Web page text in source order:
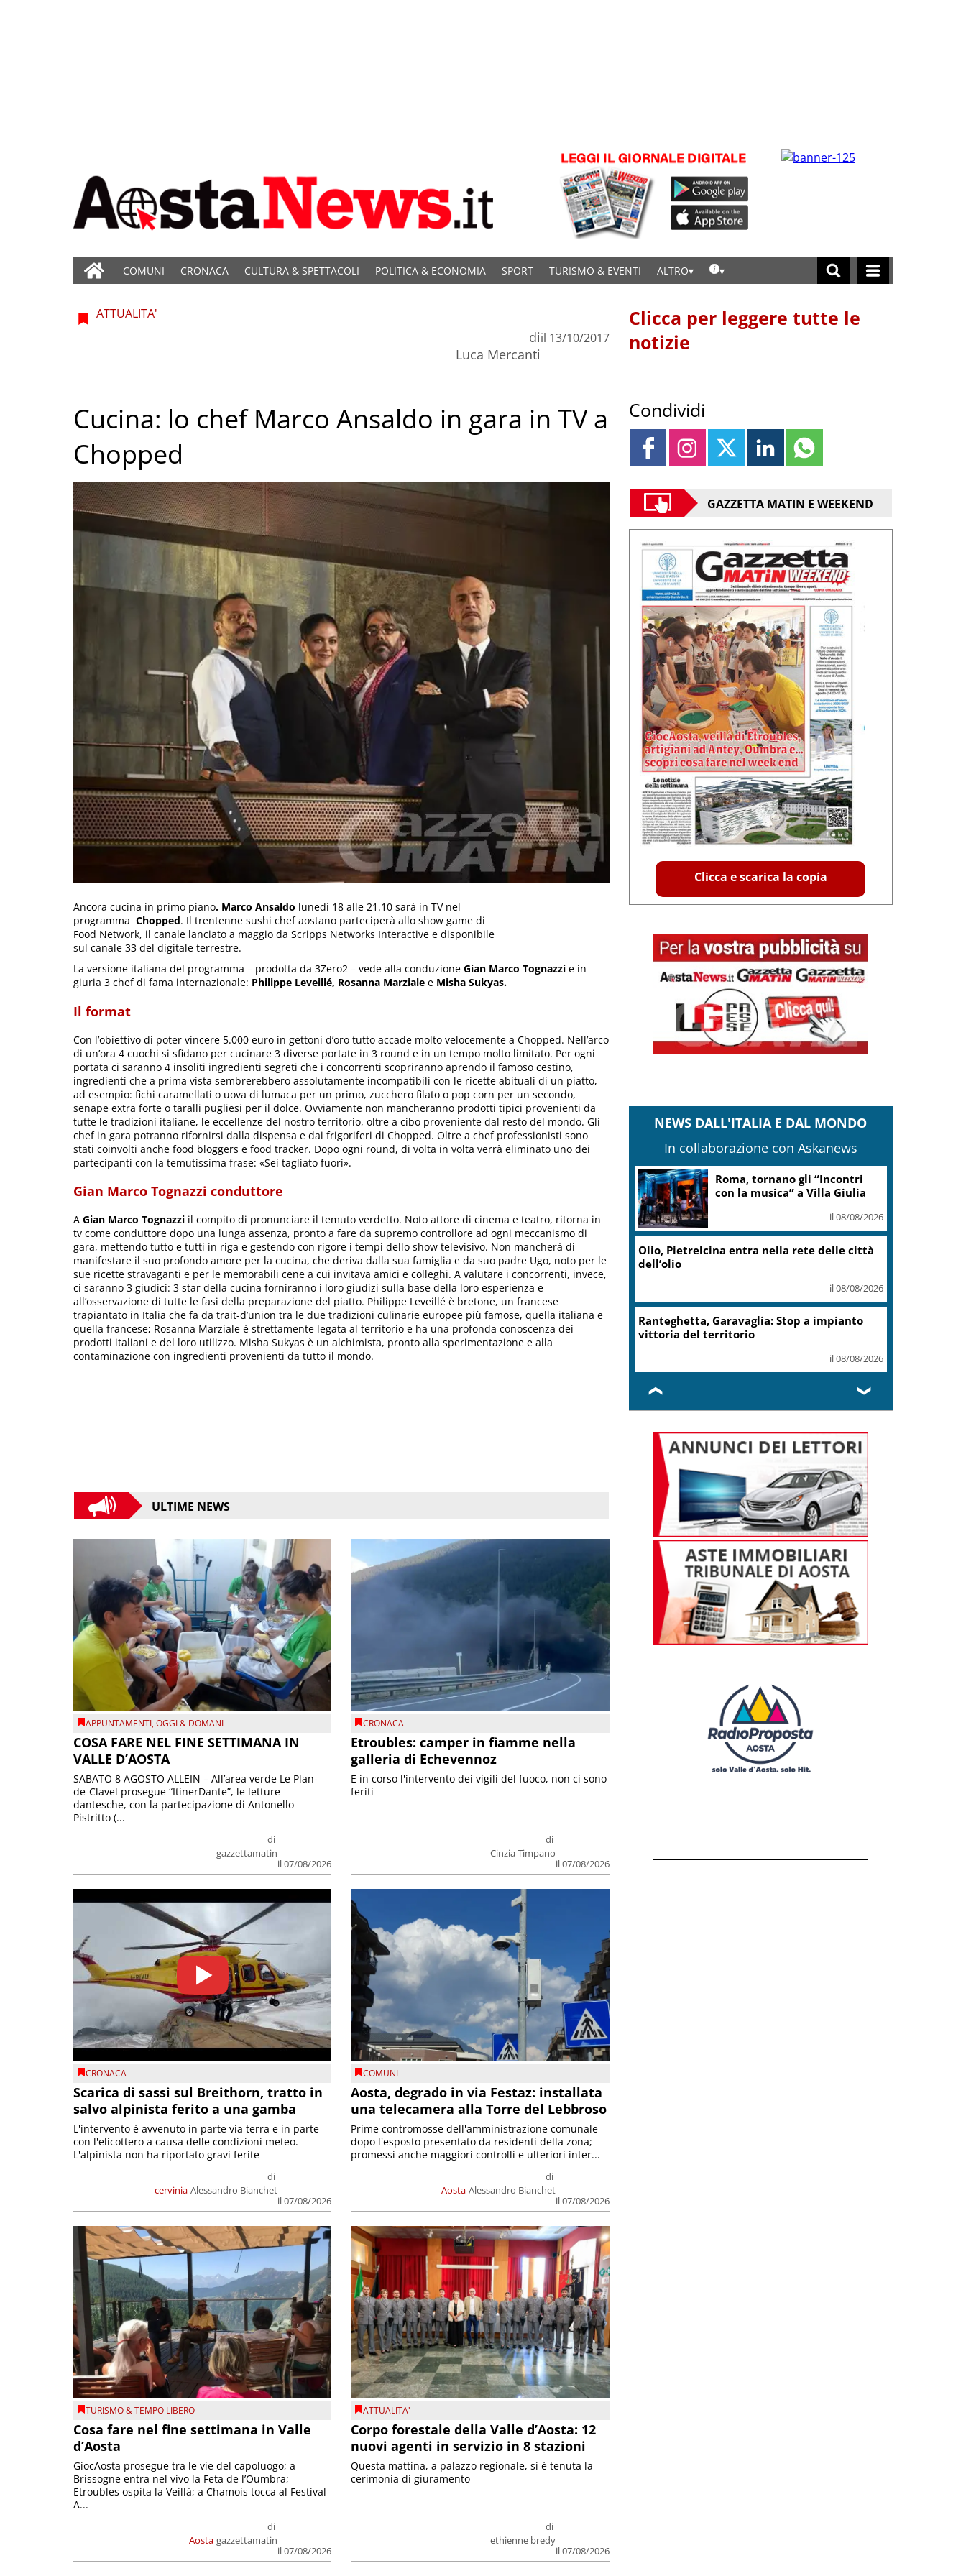
COMUNI CRONACA CULTURA & SPETTACOLI POLITICA & ECONOMIA SPORT TURISMO & EVENTI ALTRO
ATTUALITA'
di
Luca Mercanti
il 13/10/2017
Cucina: lo chef Marco Ansaldo in gara in TV a
Chopped
Ancora cucina in primo piano. Marco Ansaldo lunedì 18 alle 21.10 sarà in TV nel
programma Chopped. Il trentenne sushi chef aostano parteciperà allo show game di
Food Network, il canale lanciato a maggio da Scripps Networks Interactive e disponibile
sul canale 33 del digitale terrestre.
La versione italiana del programma – prodotta da 3Zero2 – vede alla conduzione Gian Marco Tognazzi e in
giuria 3 chef di fama internazionale: Philippe Leveillé, Rosanna Marziale e Misha Sukyas.
Il format
Con l’obiettivo di poter vincere 5.000 euro in gettoni d’oro tutto accade molto velocemente a Chopped. Nell’arco
di un’ora 4 cuochi si sfidano per cucinare 3 diverse portate in 3 round e in un tempo molto limitato. Per ogni
portata ci saranno 4 insoliti ingredienti segreti che i concorrenti scopriranno aprendo il famoso cestino,
ingredienti che a prima vista sembrerebbero assolutamente incompatibili con le ricette abituali di un piatto,
ad esempio: fichi caramellati o uova di lumaca per un primo, zucchero filato o pop corn per un secondo,
senape extra forte o taralli pugliesi per il dolce. Ovviamente non mancheranno prodotti tipici provenienti da
tutte le tradizioni italiane, le eccellenze del nostro territorio, oltre a cibo proveniente dal resto del mondo. Gli
chef in gara potranno rifornirsi dalla dispensa e dai frigoriferi di Chopped. Oltre a chef professionisti sono
stati coinvolti anche food bloggers e food tracker. Dopo ogni round, di volta in volta verrà eliminato uno dei
partecipanti con la temutissima frase: «Sei tagliato fuori».
Gian Marco Tognazzi conduttore
A Gian Marco Tognazzi il compito di pronunciare il temuto verdetto. Noto attore di cinema e teatro, ritorna in
tv come conduttore dopo una lunga assenza, pronto a fare da supremo controllore ad ogni meccanismo di
gara, mettendo tutto e tutti in riga e gestendo con rigore i tempi dello show televisivo. Non mancherà di
manifestare il suo profondo amore per la cucina, che deriva dalla sua famiglia e da suo padre Ugo, noto per le
sue ricette stravaganti e per le memorabili cene a cui invitava amici e colleghi. A valutare i concorrenti, invece,
ci saranno 3 giudici: 3 star della cucina forniranno i loro giudizi sulla base della loro esperienza e
all’osservazione di tutte le fasi della preparazione del piatto. Philippe Leveillé è bretone, un francese
trapiantato in Italia che fa da trait-d’union tra le due tradizioni culinarie europee più famose, quella italiana e
quella francese; Rosanna Marziale è strettamente legata al territorio e ha una profonda conoscenza dei
prodotti italiani e del loro utilizzo. Misha Sukyas è un alchimista, pronto alla sperimentazione e alla
contaminazione con ingredienti provenienti da tutto il mondo.
ULTIME NEWS
APPUNTAMENTI,OGGI & DOMANI
COSA FARE NEL FINE SETTIMANA IN
VALLE D’AOSTA
di
gazzettamatin
il 07/08/2026
SABATO 8 AGOSTO ALLEIN – All’area verde Le Plan-
de-Clavel prosegue “ItinerDante”, le letture
dantesche, con la partecipazione di Antonello
Pistritto (...
CRONACA
Etroubles: camper in fiamme nella
galleria di Echevennoz
di
Cinzia Timpano
il 07/08/2026
E in corso l'intervento dei vigili del fuoco, non ci sono
feriti
CRONACA
Scarica di sassi sul Breithorn, tratto in
salvo alpinista ferito a una gamba
cervinia
di
Alessandro Bianchet
il 07/08/2026
L'intervento è avvenuto in parte via terra e in parte
con l'elicottero a causa delle condizioni meteo.
L'alpinista non ha riportato gravi ferite
COMUNI
Aosta, degrado in via Festaz: installata
una telecamera alla Torre del Lebbroso
Aosta
di
Alessandro Bianchet
il 07/08/2026
Prime contromosse dell'amministrazione comunale
dopo l'esposto presentato da residenti della zona;
promessi anche maggiori controlli e ulteriori inter...
TURISMO & TEMPO LIBERO
Cosa fare nel fine settimana in Valle
d’Aosta
Aosta
di
gazzettamatin
il 07/08/2026
GiocAosta prosegue tra le vie del capoluogo; a
Brissogne entra nel vivo la Feta de l’Oumbra;
Etroubles ospita la Veillà; a Chamois tocca al Festival
A...
ATTUALITA'
Corpo forestale della Valle d’Aosta: 12
nuovi agenti in servizio in 8 stazioni
di
ethienne bredy
il 07/08/2026
Questa mattina, a palazzo regionale, si è tenuta la
cerimonia di giuramento
Clicca per leggere tutte le
notizie
Condividi
GAZZETTA MATIN E WEEKEND
Clicca e scarica la copia
NEWS DALL'ITALIA E DAL MONDO
In collaborazione con Askanews
Adyen e GetYourGuide: 15
anni di innovazione per le
il 07/08/2026
il 07/08/2026
Telepass: +20% di interesse
per i viaggi in auto
il 07/08/2026
❮ ❯